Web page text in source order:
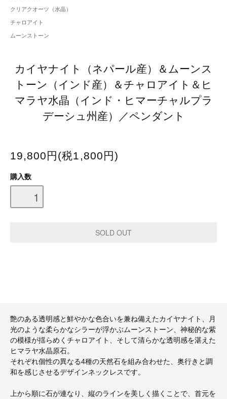
クリアクオーツ（水晶）
チャロアイト
ムーンストーン
カイヤナイト（ネパール産）＆ムーンス
トーン（インド産）＆チャロアイト＆ヒ
マラヤ水晶（インド・ヒマーチャルプラ
デーシュ州産）／ペンダント
19,800円(税1,800円)
購入数
艶のある透明感と鮮やかな色合いを兼ね備えたカイヤナイト、月
光のような柔らかなシラーが浮かぶムーンストーン、神秘的な紫
の模様が揺らめくチャロアイト、そして清らかな透明感を湛えた
ヒマラヤ水晶原石。
それぞれ個性の異なる4種の天然石を組み合わせた、奥行きと調
和を感じさせるデザインネックレスです。
上から順に石が連なり、縦のラインを美しく描くことで、首元を